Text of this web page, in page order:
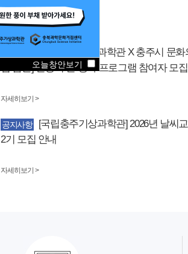
집 숨뜰] 환경의 날 행사 프로그램 참여자 모집
자세히보기 >
공지사항
2기 모집 안내
자세히보기 >
지구를 지키는 메이커 페스타
오늘창안보기